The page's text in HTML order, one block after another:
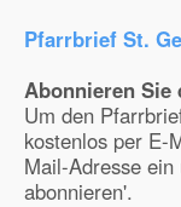
Pfarrbrief St.
Abonnieren Sie
Um den
kostenlos per E-
Mail-Adresse
abonnieren'.